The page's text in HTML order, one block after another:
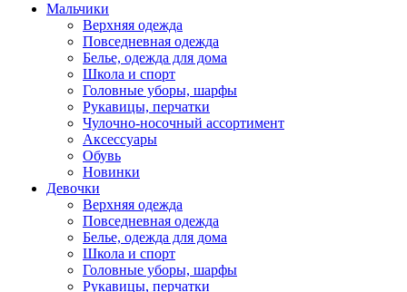
Мальчики
Верхняя одежда
Повседневная одежда
Белье, одежда для дома
Школа и спорт
Головные уборы, шарфы
Рукавицы, перчатки
Чулочно-носочный ассортимент
Аксессуары
Обувь
Новинки
Девочки
Верхняя одежда
Повседневная одежда
Белье, одежда для дома
Школа и спорт
Головные уборы, шарфы
Рукавицы, перчатки